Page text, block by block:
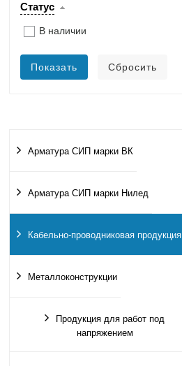
Статус
В наличии
Арматура СИП марки ВК
Арматура СИП марки Нилед
Кабельно-проводниковая продукция
Металлоконструкции
Продукция для работ под
напряжением